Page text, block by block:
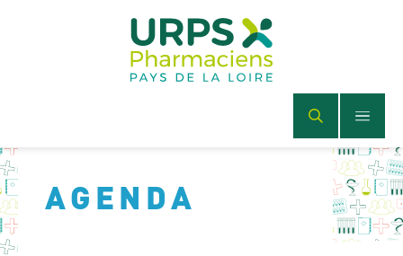
AGENDA